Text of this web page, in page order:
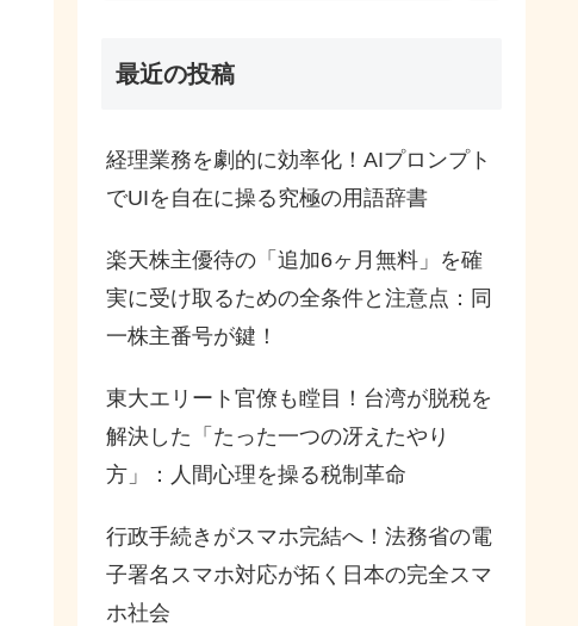
最近の投稿
経理業務を劇的に効率化！AIプロンプト
でUIを自在に操る究極の用語辞書
楽天株主優待の「追加6ヶ月無料」を確
実に受け取るための全条件と注意点：同
一株主番号が鍵！
東大エリート官僚も瞠目！台湾が脱税を
解決した「たった一つの冴えたやり
方」：人間心理を操る税制革命
行政手続きがスマホ完結へ！法務省の電
子署名スマホ対応が拓く日本の完全スマ
ホ社会